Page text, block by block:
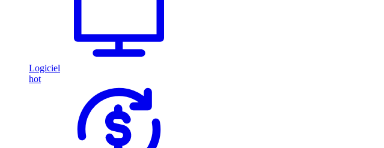
Logiciel
hot